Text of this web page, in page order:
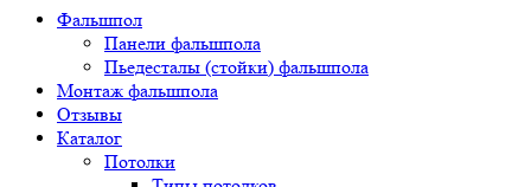
Фальшпол
Панели фальшпола
Пьедесталы (стойки) фальшпола
Монтаж фальшпола
Отзывы
Каталог
Потолки